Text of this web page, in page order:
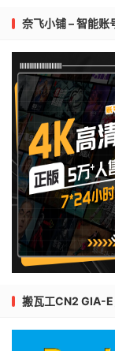
奈飞小铺 – 智能账
搬瓦工CN2 GIA-